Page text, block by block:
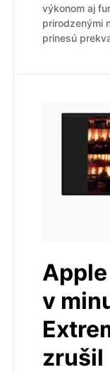
výkonom aj
prirodzenými
prinesú
v
zrušil